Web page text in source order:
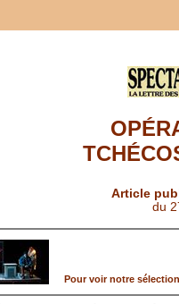
Article
du
Pour voir notre